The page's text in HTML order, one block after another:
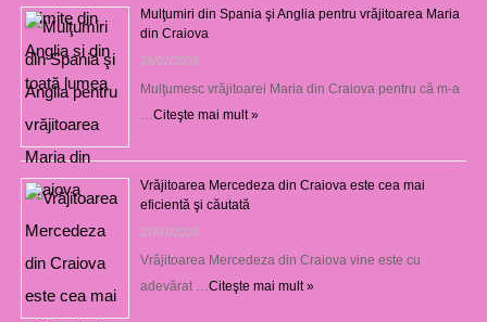
Mulţumiri din Spania şi Anglia pentru vrăjitoarea Maria
din Craiova
28/07/2026
Mulţumesc vrăjitoarei Maria din Craiova pentru că m-a
Citeşte mai mult »
Vrăjitoarea Mercedeza din Craiova este cea mai
eficientă şi căutată
27/07/2026
Vrăjitoarea Mercedeza din Craiova vine este cu
adevărat … Citeşte mai mult »